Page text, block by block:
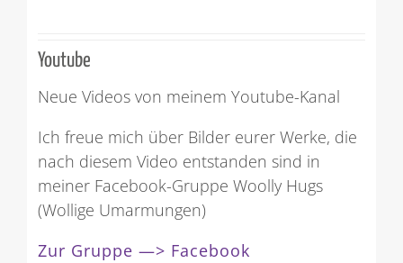
Youtube
Neue Videos von meinem Youtube-Kanal
Ich freue mich über Bilder eurer Werke, die
nach diesem Video entstanden sind in
meiner Facebook-Gruppe Woolly Hugs
(Wollige Umarmungen)
Zur Gruppe —> Facebook